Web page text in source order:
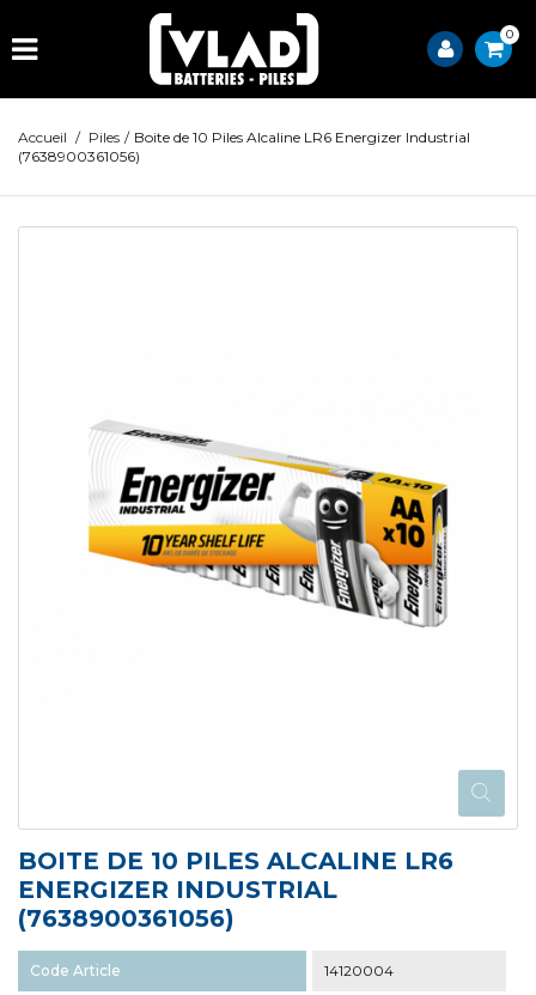
0
Accueil / Piles / Boite de 10 Piles Alcaline LR6 Energizer Industrial
(7638900361056)
BOITE DE 10 PILES ALCALINE LR6
ENERGIZER INDUSTRIAL
(7638900361056)
Code Article 14120004